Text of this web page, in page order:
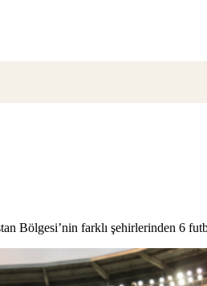
Bölgesi’nin farklı şehirlerinden 6